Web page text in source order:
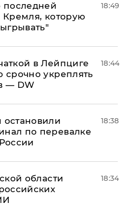
последней
Кремля, которую
18:49
в Лейпциге
срочно укреплять
— DW
18:44
по перевалке
18:38
области
18:34